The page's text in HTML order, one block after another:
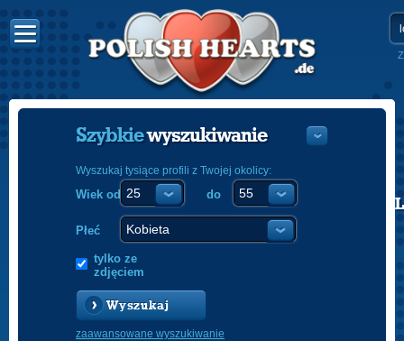
POLISH
Szybkiewyszukiwanie
Wyszukaj tysiące profili z Twojej okolicy:
Wiek od do
Płeć
tylko ze
zdjęciem
Wyszukaj
zaawansowane wyszukiwanie